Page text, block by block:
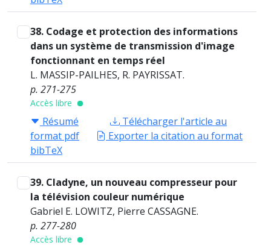
38. Codage et protection des informations
dans un système de transmission d'image
fonctionnant en temps réel
L. MASSIP-PAILHES, R. PAYRISSAT.
p. 271-275
Accès libre
Résumé
Télécharger l'article au
format pdf
Exporter la citation au format
bibTeX
39. Cladyne, un nouveau compresseur pour
la télévision couleur numérique
Gabriel E. LOWITZ, Pierre CASSAGNE.
p. 277-280
Accès libre